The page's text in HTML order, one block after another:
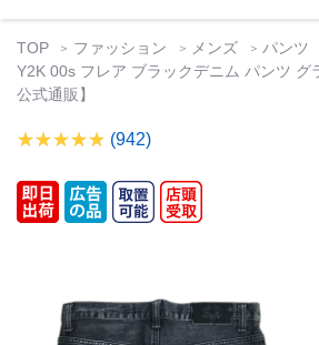
TOP ファッション メンズ パンツ
Y2K 00s フレア ブラックデニム パンツ グ
公式通販】
(942)